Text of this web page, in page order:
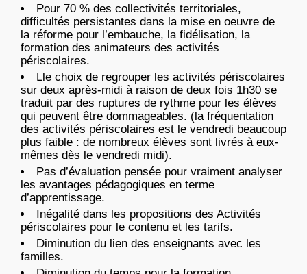
Pour 70 % des collectivités territoriales,
difficultés persistantes dans la mise en oeuvre de
la réforme pour l’embauche, la fidélisation, la
formation des animateurs des activités
périscolaires.
Lle choix de regrouper les activités périscolaires
sur deux après-midi à raison de deux fois 1h30 se
traduit par des ruptures de rythme pour les élèves
qui peuvent être dommageables. (la fréquentation
des activités périscolaires est le vendredi beaucoup
plus faible : de nombreux élèves sont livrés à eux-
mêmes dès le vendredi midi).
Pas d’évaluation pensée pour vraiment analyser
les avantages pédagogiques en terme
d’apprentissage.
Inégalité dans les propositions des Activités
périscolaires pour le contenu et les tarifs.
Diminution du lien des enseignants avec les
familles.